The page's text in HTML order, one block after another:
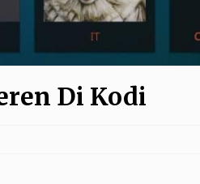
Di Kodi